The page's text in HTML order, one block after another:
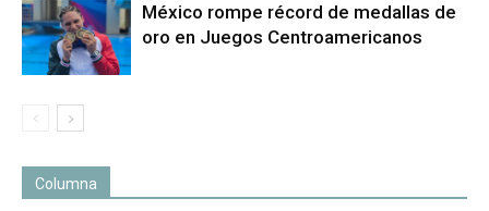
México rompe récord de medallas de
oro en Juegos Centroamericanos
Columna